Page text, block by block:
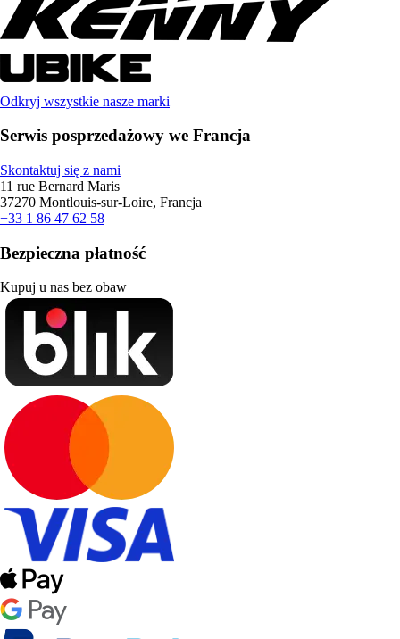
Odkryj wszystkie nasze marki
Serwis posprzedażowy we Francja
Skontaktuj się z nami
11 rue Bernard Maris
37270 Montlouis-sur-Loire, Francja
+33 1 86 47 62 58
Bezpieczna płatność
Kupuj u nas bez obaw